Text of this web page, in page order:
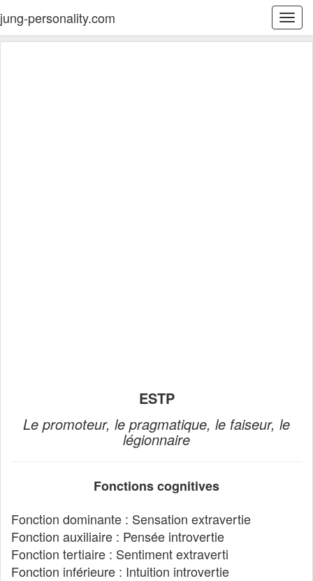
jung-personality.com
ESTP
Le promoteur, le pragmatique, le faiseur, le
légionnaire
Fonctions cognitives
Fonction dominante : Sensation extravertie
Fonction auxiliaire : Pensée introvertie
Fonction tertiaire : Sentiment extraverti
Fonction inférieure : Intuition introvertie